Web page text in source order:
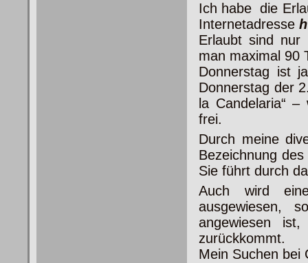
Ich habe die
Internetadresse
Erlaubt sind nur
man maximal 90
Donnerstag ist
Donnerstag der
la Candelaria“
frei.
Durch meine
Bezeichnung
Sie führt durch
Auch wird
ausgewiesen,
angewiesen ist,
zurückkommt.
Mein Suchen bei